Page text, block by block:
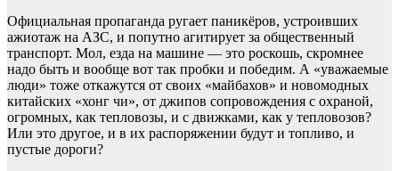
Официальная пропаганда ругает паникёров, устроивших
ажиотаж на АЗС, и попутно агитирует за общественный
транспорт. Мол, езда на машине — это роскошь, скромнее
надо быть и вообще вот так пробки и победим. А «уважаемые
люди» тоже откажутся от своих «майбахов» и новомодных
китайских «хонг чи», от джипов сопровождения с охраной,
огромных, как тепловозы, и с движками, как у тепловозов?
Или это другое, и в их распоряжении будут и топливо, и
пустые дороги?